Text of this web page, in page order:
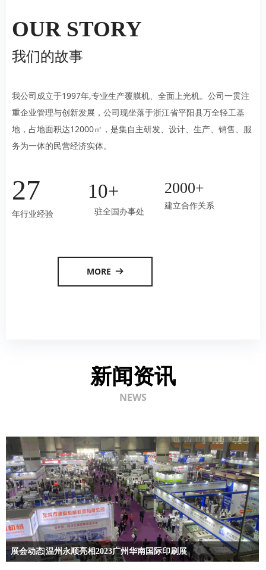
展会动态|温州永顺亮相2023广州华南国际印刷展
OUR STORY
我们的故事
我公司成立于1997年,专业生产覆膜机、全面上光机。公司一贯注
重企业管理与创新发展，公司现坐落于浙江省平阳县万全轻工基
地，占地面积达12000㎡，是集自主研发、设计、生产、销售、服
务为一体的民营经济实体。
27
年行业经验
10+
驻全国办事处
2000+
建立合作关系
MORE 뀠
新闻资讯
NEWS